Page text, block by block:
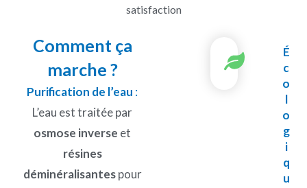
satisfaction
Comment ça
marche ?
Purification de l’eau :
L’eau est traitée par
osmose inverse et
résines
déminéralisantespour
É
c
o
l
o
g
i
q
u